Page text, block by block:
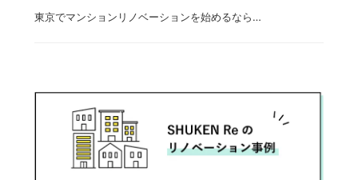
東京でマンションリノベーションを始めるなら…